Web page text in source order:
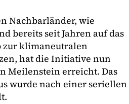
Nachbarländer, wie
bereits seit Jahren auf das
zur klimaneutralen
hat die Initiative nun
Meilenstein erreicht. Das
wurde nach einer seriellen